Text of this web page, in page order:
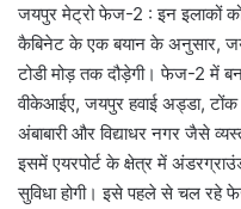
जयपुर मेट्रो फेज-2 : इन इलाकों
कैबिनेट के एक बयान के अनुसार,
टोडी मोड़ तक दौड़ेगी। फेज-2 में बनने
वीकेआईए, जयपुर हवाई अड्डा,
अंबाबारी और विद्याधर नगर जैसे
इसमें एयरपोर्ट के क्षेत्र में
सुविधा होगी। इसे पहले से चल रहे